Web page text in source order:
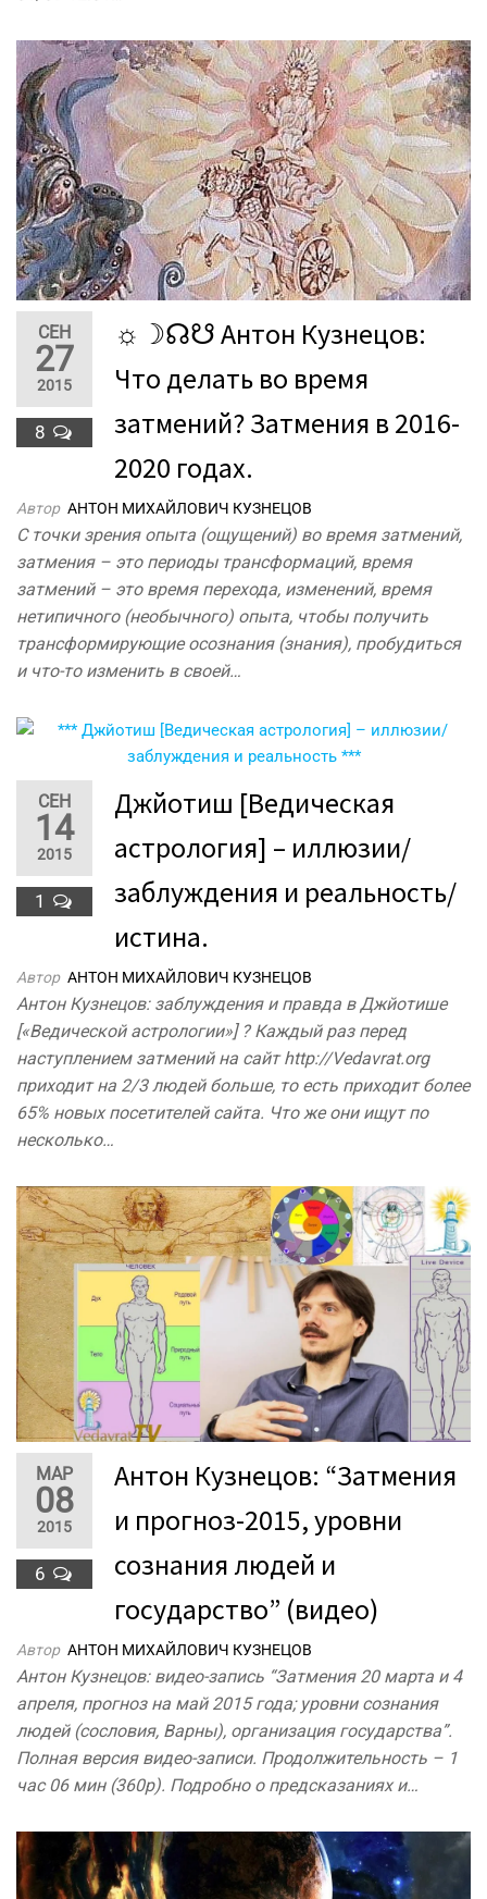
СЕН
27
2015
8
☼☽☊☋ Антон Кузнецов:
Что делать во время
затмений? Затмения в 2016-
2020 годах.
Автор АНТОН МИХАЙЛОВИЧ КУЗНЕЦОВ
С точки зрения опыта (ощущений) во время затмений,
затмения – это периоды трансформаций, время
затмений – это время перехода, изменений, время
нетипичного (необычного) опыта, чтобы получить
трансформирующие осознания (знания), пробудиться
и что-то изменить в своей…
СЕН
14
2015
1
Джйотиш [Ведическая
астрология] – иллюзии/
заблуждения и реальность/
истина.
Автор АНТОН МИХАЙЛОВИЧ КУЗНЕЦОВ
Антон Кузнецов: заблуждения и правда в Джйотише
[«Ведической астрологии»] ? Каждый раз перед
наступлением затмений на сайт http://Vedavrat.org
приходит на 2/3 людей больше, то есть приходит более
65% новых посетителей сайта. Что же они ищут по
несколько…
МАР
08
2015
6
Антон Кузнецов: “Затмения
и прогноз-2015, уровни
сознания людей и
государство” (видео)
Автор АНТОН МИХАЙЛОВИЧ КУЗНЕЦОВ
Антон Кузнецов: видео-запись “Затмения 20 марта и 4
апреля, прогноз на май 2015 года; уровни сознания
людей (сословия, Варны), организация государства”.
Полная версия видео-записи. Продолжительность – 1
час 06 мин (360p). Подробно о предсказаниях и…